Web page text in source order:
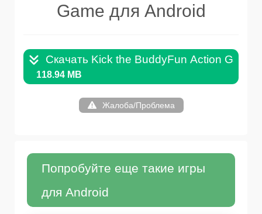
Game для Android
Скачать Kick the BuddyFun Action Game
118.94 MB
Жалоба/Проблема
Попробуйте еще такие игры
для Android